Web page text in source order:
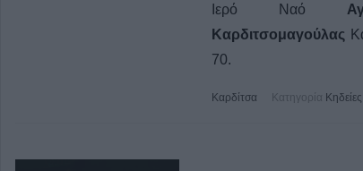
Ιερό Ναό
Καρδιτσομαγούλας
70.
Καρδίτσα Κατηγορία Κηδείες